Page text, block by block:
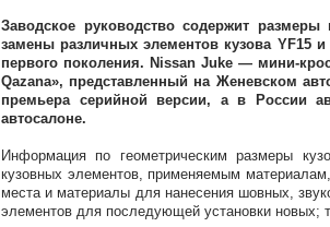
Заводское руководство содержит
замены различных элементов кузова YF15
первого поколения. Nissan Juke — мини-
Qazana», представленный на Женевском
премьера серийной версии, а в России
автосалоне.
Информация по геометрическим размеры
кузовных элементов, применяемым
места и материалы для нанесения шовных,
элементов для последующей установки новых;